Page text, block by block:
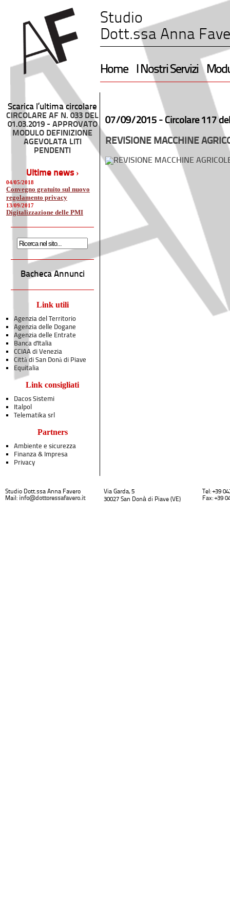
Studio
Dott.ssa Anna
Home I Nostri Servizi
Scarica l’ultima circolare
CIRCOLARE AF N. 033 DEL
01.03.2019 - APPROVATO
MODULO DEFINIZIONE
AGEVOLATA LITI
PENDENTI
Ultime news ›
04/05/2018
Convegno gratuito sul nuovo
regolamento privacy
13/09/2017
Digitalizzazione delle PMI
Bacheca Annunci
Link utili
Agenzia del Territorio
Agenzia delle Dogane
Agenzia delle Entrate
Banca d'Italia
CCIAA di Venezia
Città di San Donà di Piave
Equitalia
Link consigliati
Dacos Sistemi
Italpol
Telematika srl
Partners
Ambiente e sicurezza
Finanza & Impresa
Privacy
07/09/2015 - Circolare 117
REVISIONE MACCHINE
Studio Dott.ssa Anna Favero
Mail: info@dottoressafavero.it
Via Garda, 5
30027 San Donà di Piave (VE)
Tel: +39
Fax: +39